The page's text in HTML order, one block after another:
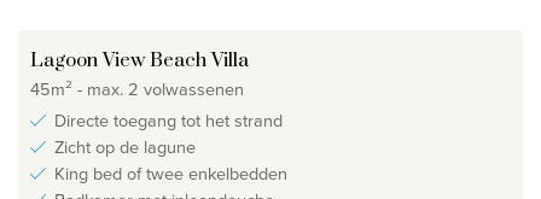
Lagoon View Beach Villa
45m² - max. 2 volwassenen
Directe toegang tot het strand
Zicht op de lagune
King bed of twee enkelbedden